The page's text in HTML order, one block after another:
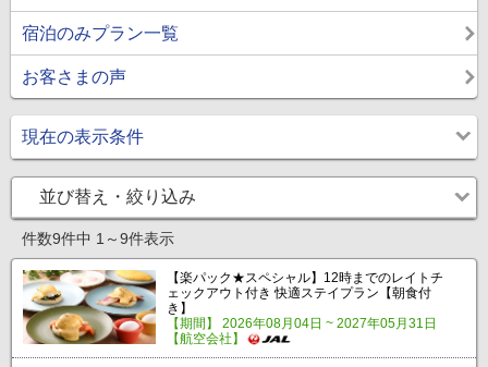
宿泊のみプラン一覧
お客さまの声
現在の表示条件
並び替え・絞り込み
件数9件中 1～9件表示
【楽パック★スペシャル】12時までのレイトチ
ェックアウト付き 快適ステイプラン【朝食付
き】
【期間】 2026年08月04日 ~ 2027年05月31日
【航空会社】